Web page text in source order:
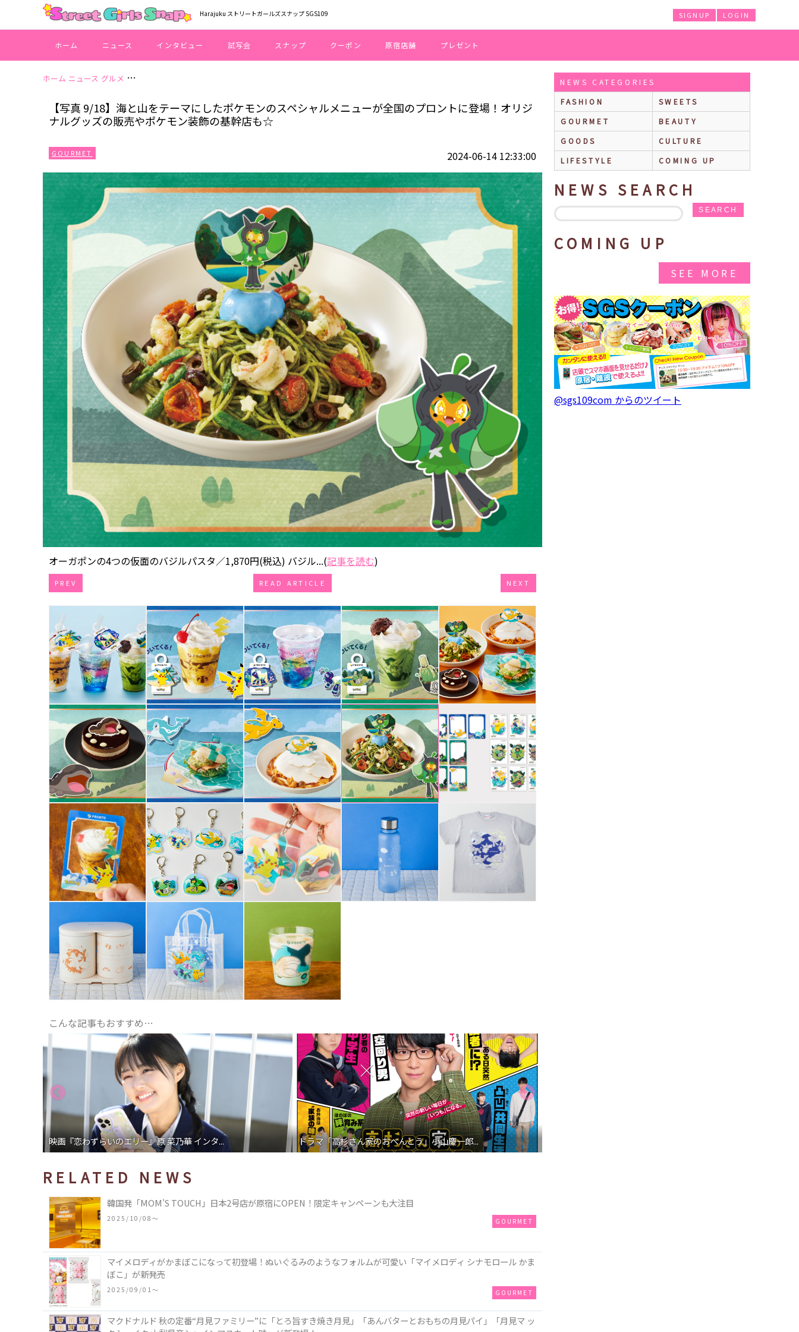
Harajuku ストリートガールズスナップ SGS109 LOGIN
SIGNUP
ホーム ニュース インタビュー 試写会 スナップ クーポン 原宿店舗 プレゼント
ホーム ニュース グルメ 【写真 9/18】海と山をテーマにしたポケモンのスペシャルメニューが全国のプロントに登場！オリジナルグッズの販売やポケモン装飾の基幹店も☆
【写真 9/18】海と山をテーマにしたポケモンのスペシャルメニューが全国のプロントに登場！オリジ
ナルグッズの販売やポケモン装飾の基幹店も☆
GOURMET 2024-06-14 12:33:00
オーガポンの4つの仮面のバジルパスタ／1,870円(税込) バジル...(記事を読む)
PREV READ ARTICLE NEXT
こんな記事もおすすめ…
映画『恋わずらいのエリー』原 菜乃華 インタ... ドラマ「高杉さん家のおべんとう」小山慶一郎...
RELATED NEWS
韓国発「MOM'S TOUCH」日本2号店が原宿にOPEN！限定キャンペーンも大注目
2025/10/08〜 GOURMET
マイメロディがかまぼこになって初登場！ぬいぐるみのようなフォルムが可愛い「マイメロディ シナモロール かま
ぼこ」が新発売
2025/09/01〜 GOURMET
マクドナルド 秋の定番“月見ファミリー”に「とろ旨すき焼き月見」「あんバターとおもちの月見パイ」「月見マ ッ
NEWS CATEGORIES
FASHION
SWEETS
GOURMET
BEAUTY
GOODS
CULTURE
LIFESTYLE
COMING UP
NEWS SEARCH
SEARCH
COMING UP
SEE MORE
@sgs109com からのツイート